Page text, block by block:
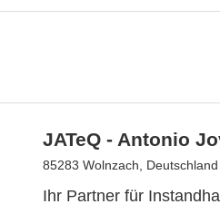
JATeQ - Antonio
85283 Wolnzach, Deutschland
Ihr Partner für